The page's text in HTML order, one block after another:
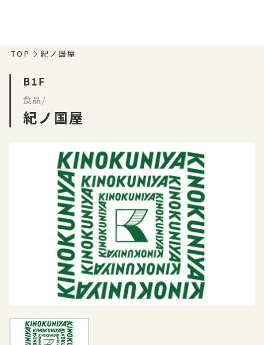
TOP 紀ノ国屋
B1F
食品/
紀ノ国屋